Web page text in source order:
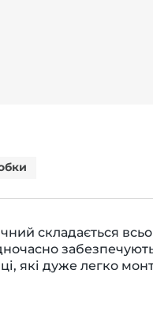
складається
які дуже легко